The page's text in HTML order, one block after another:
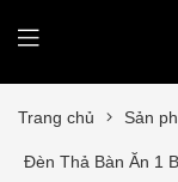
Trang chủ Sản
Đèn Thả Bàn Ăn 1